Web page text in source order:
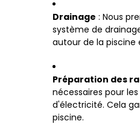
Drainage : Nous
système de
autour de la
Préparation des
nécessaires pour
d'électricité. Cela
piscine.